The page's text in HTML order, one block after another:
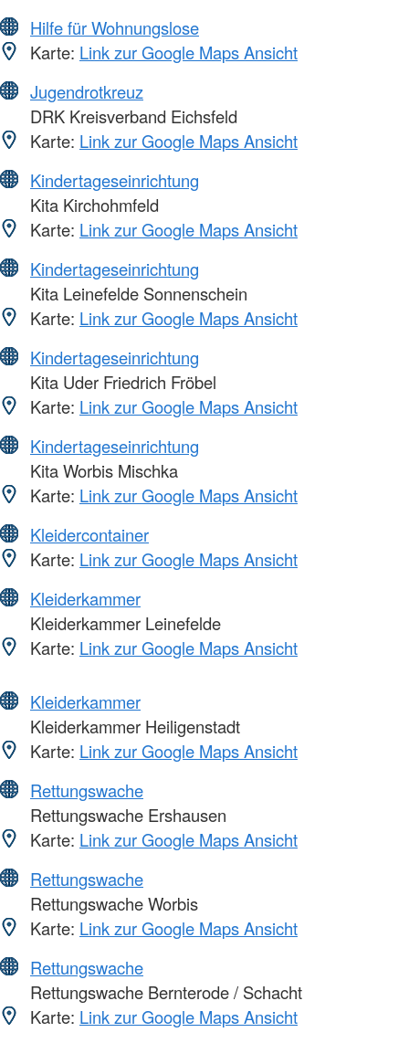
Hilfe für Wohnungslose
Karte: Link zur Google Maps Ansicht
Jugendrotkreuz
DRK Kreisverband Eichsfeld
Karte: Link zur Google Maps Ansicht
Kindertageseinrichtung
Kita Kirchohmfeld
Karte: Link zur Google Maps Ansicht
Kindertageseinrichtung
Kita Leinefelde Sonnenschein
Karte: Link zur Google Maps Ansicht
Kindertageseinrichtung
Kita Uder Friedrich Fröbel
Karte: Link zur Google Maps Ansicht
Kindertageseinrichtung
Kita Worbis Mischka
Karte: Link zur Google Maps Ansicht
Kleidercontainer
Karte: Link zur Google Maps Ansicht
Kleiderkammer
Kleiderkammer Leinefelde
Karte: Link zur Google Maps Ansicht
Kleiderkammer
Kleiderkammer Heiligenstadt
Karte: Link zur Google Maps Ansicht
Rettungswache
Rettungswache Ershausen
Karte: Link zur Google Maps Ansicht
Rettungswache
Rettungswache Worbis
Karte: Link zur Google Maps Ansicht
Rettungswache
Rettungswache Bernterode / Schacht
Karte: Link zur Google Maps Ansicht